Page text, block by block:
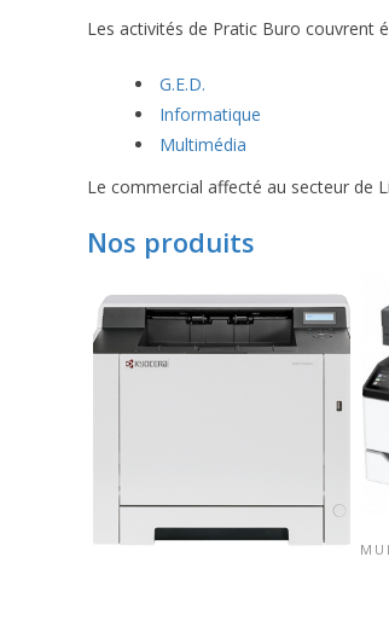
Les activités de Pratic Buro couvrent
G.E.D.
Informatique
Multimédia
Le commercial affecté au secteur de
Nos produits